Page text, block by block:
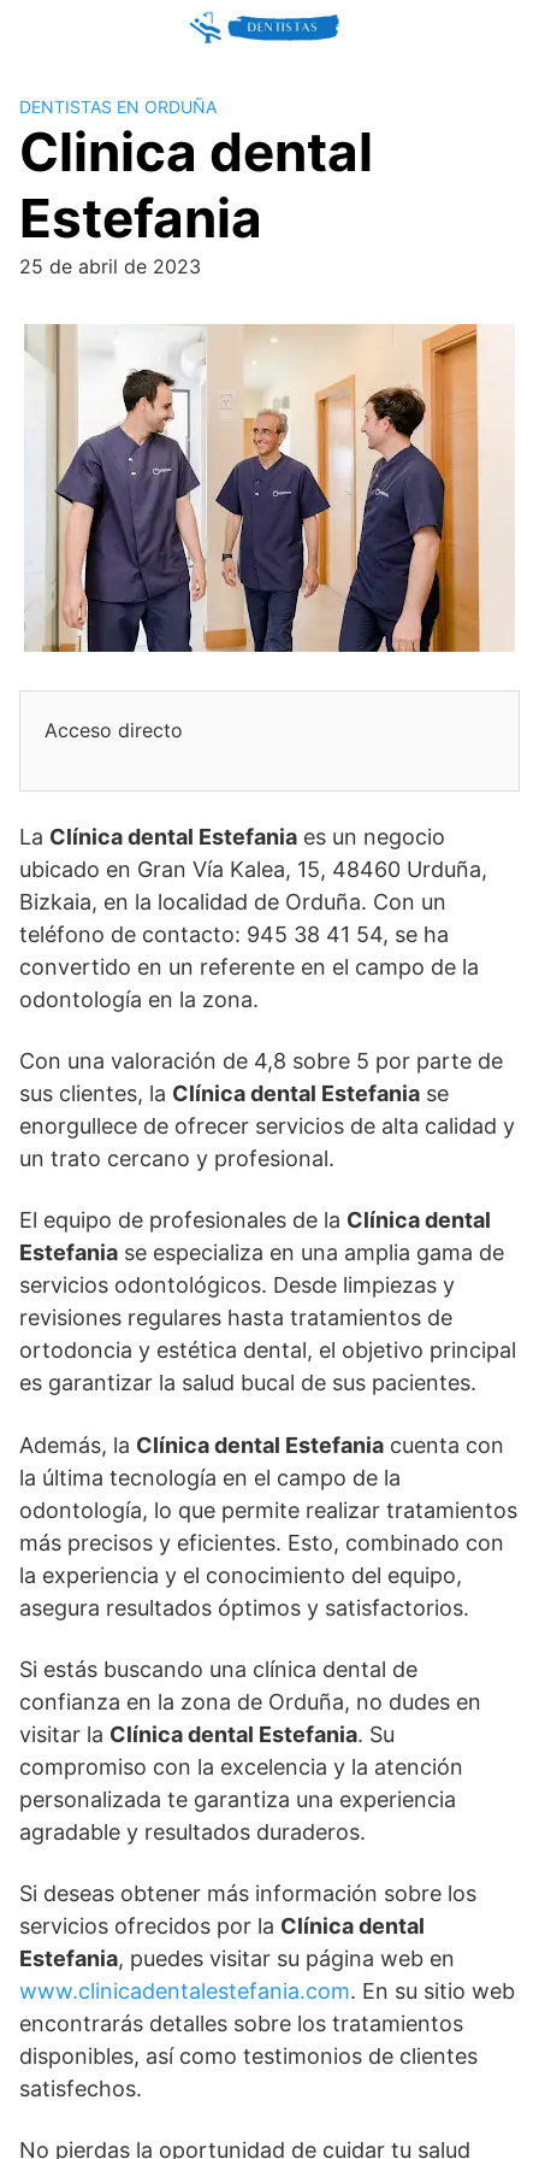
DENTISTAS EN ORDUÑA
Clinica dental
Estefania
25 de abril de 2023
Acceso directo
La Clínica dental Estefania es un negocio
ubicado en Gran Vía Kalea, 15, 48460 Urduña,
Bizkaia, en la localidad de Orduña. Con un
teléfono de contacto: 945 38 41 54, se ha
convertido en un referente en el campo de la
odontología en la zona.
Con una valoración de 4,8 sobre 5 por parte de
sus clientes, la Clínica dental Estefania se
enorgullece de ofrecer servicios de alta calidad y
un trato cercano y profesional.
El equipo de profesionales de la Clínica dental
Estefania se especializa en una amplia gama de
servicios odontológicos. Desde limpiezas y
revisiones regulares hasta tratamientos de
ortodoncia y estética dental, el objetivo principal
es garantizar la salud bucal de sus pacientes.
Además, la Clínica dental Estefania cuenta con
la última tecnología en el campo de la
odontología, lo que permite realizar tratamientos
más precisos y eficientes. Esto, combinado con
la experiencia y el conocimiento del equipo,
asegura resultados óptimos y satisfactorios.
Si estás buscando una clínica dental de
confianza en la zona de Orduña, no dudes en
visitar la Clínica dental Estefania. Su
compromiso con la excelencia y la atención
personalizada te garantiza una experiencia
agradable y resultados duraderos.
Si deseas obtener más información sobre los
servicios ofrecidos por la Clínica dental
Estefania, puedes visitar su página web en
www.clinicadentalestefania.com. En su sitio web
encontrarás detalles sobre los tratamientos
disponibles, así como testimonios de clientes
satisfechos.
No pierdas la oportunidad de cuidar tu salud